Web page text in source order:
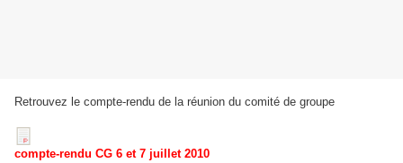
Retrouvez le compte-rendu de la réunion du comité de groupe
compte-rendu CG 6 et 7 juillet 2010